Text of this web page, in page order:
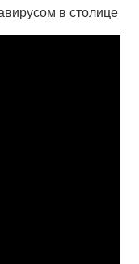
в столице